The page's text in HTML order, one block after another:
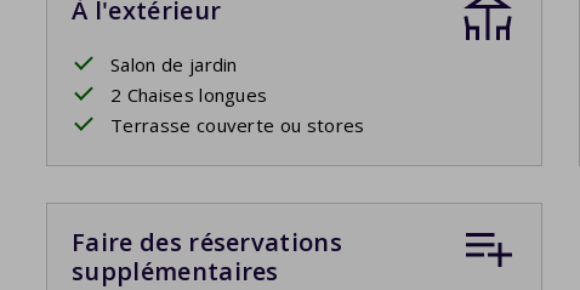
À l'extérieur
Salon de jardin
2 Chaises longues
Terrasse couverte ou stores
Faire des réservations
supplémentaires